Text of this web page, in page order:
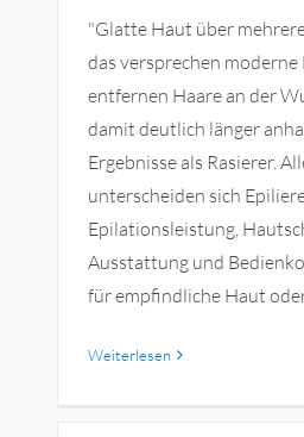
"Glatte Haut über
das versprechen moderne
entfernen Haare an der
damit deutlich länger
Ergebnisse als Rasierer.
unterscheiden sich
Epilationsleistung,
Ausstattung und
für empfindliche Haut
Weiterlesen